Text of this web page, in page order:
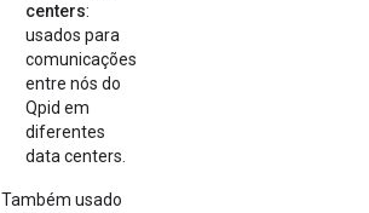
centers:
usados para
comunicações
entre nós do
Qpid em
diferentes
data centers.
Também usado